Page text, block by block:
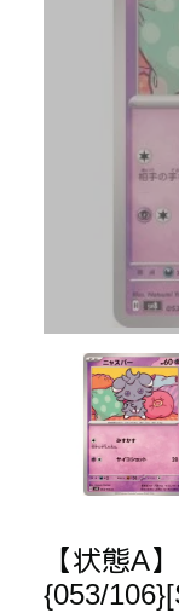
【状態A
{053/